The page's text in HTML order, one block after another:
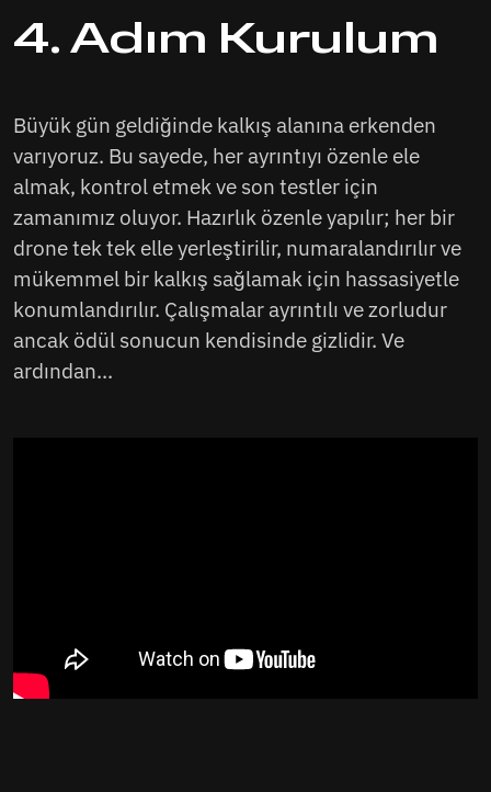
4. Adım Kurulum
Büyük gün geldiğinde kalkış alanına erkenden
varıyoruz. Bu sayede, her ayrıntıyı özenle ele
almak, kontrol etmek ve son testler için
zamanımız oluyor. Hazırlık özenle yapılır; her bir
drone tek tek elle yerleştirilir, numaralandırılır ve
mükemmel bir kalkış sağlamak için hassasiyetle
konumlandırılır. Çalışmalar ayrıntılı ve zorludur
ancak ödül sonucun kendisinde gizlidir. Ve
ardından...